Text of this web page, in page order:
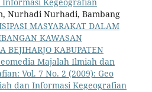
Nurhadi Nurhadi, Bambang
MASYARAKAT DALAM
KAWASAN
BEJIHARJO KABUPATEN
Majalah Ilmiah dan
Vol. 7 No. 2 (2009): Geo
dan Informasi Kegeografian